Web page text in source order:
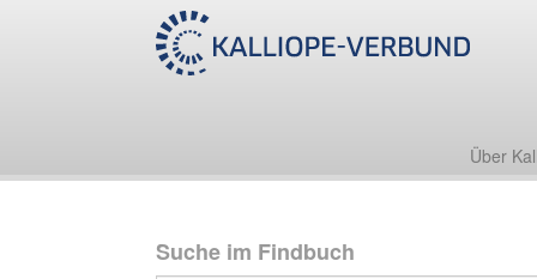
Über
Suche im Findbuch
Nachlass Werner Heisenberg
IV. Institutionen